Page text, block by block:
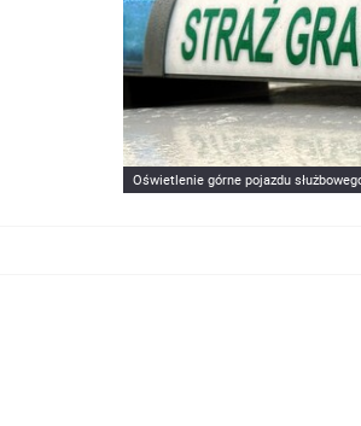
Oświetlenie górne pojazdu